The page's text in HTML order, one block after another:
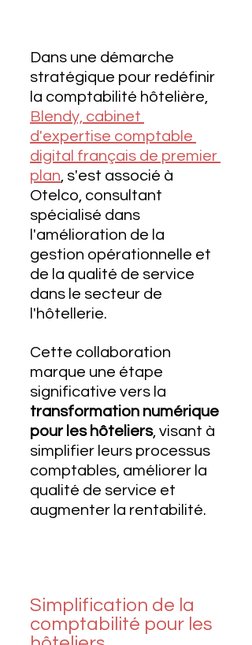
Dans une démarche
stratégique pour redéfinir
la comptabilité hôtelière,
Blendy, cabinet
d'expertise comptable
digital français de premier
plan , s'est associé à
Otelco, consultant
spécialisé dans
l'amélioration de la
gestion opérationnelle et
de la qualité de service
dans le secteur de
l'hôtellerie.
Cette collaboration
marque une étape
significative vers la
transformation numérique
pour les hôteliers, visant à
simplifier leurs processus
comptables, améliorer la
qualité de service et
augmenter la rentabilité.
Simplification de la
comptabilité pour les